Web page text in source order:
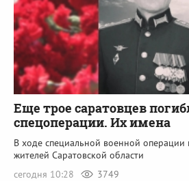
Еще трое саратовцев
спецоперации. Их имена
В ходе специальной военной операции
жителей Саратовской области
сегодня 10:28
3749